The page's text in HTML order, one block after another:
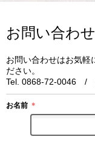
お問い合わせ
お問い合わせはお気軽
ださい。
Tel. 0868-72-0046 /
お名前 ＊